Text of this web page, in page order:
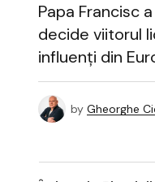
Papa Francisc
decide viitorul
influenți din
by Gheorghe